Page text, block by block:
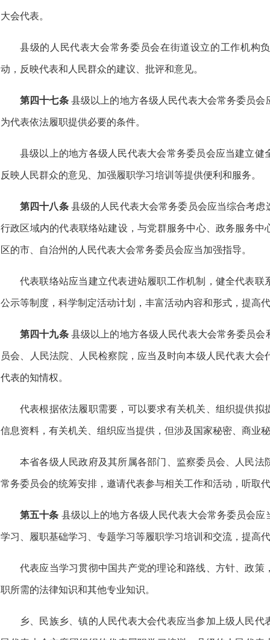
大会代表。
县级的人民代表大会常务委员会在街道设立的工作机构
动，反映代表和人民群众的建议、批评和意见。
第四十七条县级以上的地方各级人民代表大会常务委员
为代表依法履职提供必要的条件。
县级以上的地方各级人民代表大会常务委员会应当建立
反映人民群众的意见、加强履职学习培训等提供便利和服务。
第四十八条县级的人民代表大会常务委员会应当综合考
行政区域内的代表联络站建设，与党群服务中心、政务服务
区的市、自治州的人民代表大会常务委员会应当加强指导。
代表联络站应当建立代表进站履职工作机制，健全代表
公示等制度，科学制定活动计划，丰富活动内容和形式，提高
第四十九条县级以上的地方各级人民代表大会常务委员
员会、人民法院、人民检察院，应当及时向本级人民代表大
代表的知情权。
代表根据依法履职需要，可以要求有关机关、组织提供
信息资料，有关机关、组织应当提供，但涉及国家秘密、商业
本省各级人民政府及其所属各部门、监察委员会、人民
常务委员会的统筹安排，邀请代表参与相关工作和活动，听取
第五十条 县级以上的地方各级人民代表大会常务委员会
学习、履职基础学习、专题学习等履职学习培训和交流，提高
代表应当学习贯彻中国共产党的理论和路线、方针、政
职所需的法律知识和其他专业知识。
乡、民族乡、镇的人民代表大会代表应当参加上级人民